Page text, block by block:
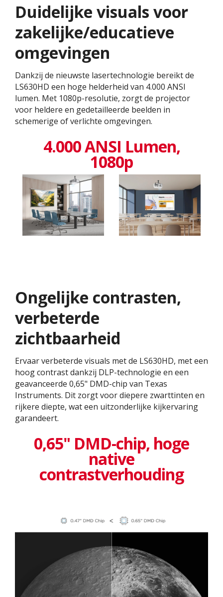
Duidelijke visuals voor
zakelijke/educatieve
omgevingen
Dankzij de nieuwste lasertechnologie bereikt de
LS630HD een hoge helderheid van 4.000 ANSI
lumen. Met 1080p-resolutie, zorgt de projector
voor heldere en gedetailleerde beelden in
schemerige of verlichte omgevingen.
4.000 ANSI Lumen,
1080p
Ongelijke contrasten,
verbeterde
zichtbaarheid
Ervaar verbeterde visuals met de LS630HD, met een
hoog contrast dankzij DLP-technologie en een
geavanceerde 0,65" DMD-chip van Texas
Instruments. Dit zorgt voor diepere zwarttinten en
rijkere diepte, wat een uitzonderlijke kijkervaring
garandeert.
0,65" DMD-chip, hoge
native
contrastverhouding